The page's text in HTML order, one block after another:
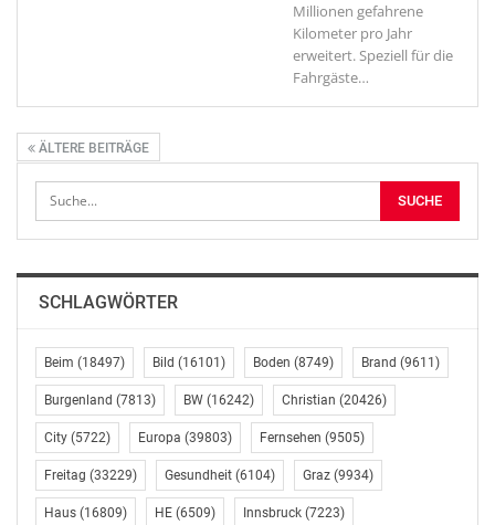
Millionen gefahrene
Kilometer pro Jahr
erweitert. Speziell für die
Fahrgäste…
ÄLTERE BEITRÄGE
SCHLAGWÖRTER
Beim (18497) Bild (16101) Boden (8749) Brand (9611)
Burgenland (7813) BW (16242) Christian (20426)
City (5722) Europa (39803) Fernsehen (9505)
Freitag (33229) Gesundheit (6104) Graz (9934)
Haus (16809) HE (6509) Innsbruck (7223)